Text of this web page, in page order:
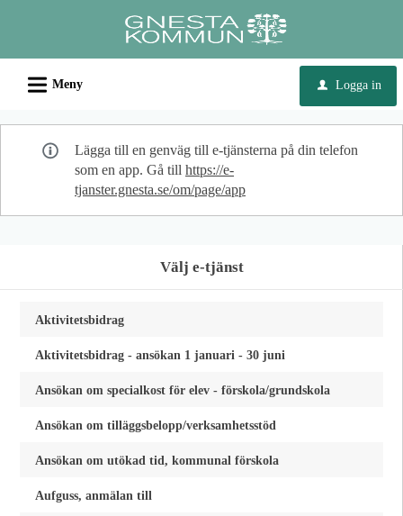
e-
tjänster
Gnesta
kommun
L Meny u Logga in
Lägga till en genväg till e-tjänsterna på din telefon
som en app. Gå till https://e-
tjanster.gnesta.se/om/page/app
Välj e-tjänst
Aktivitetsbidrag
Aktivitetsbidrag - ansökan 1 januari - 30 juni
Ansökan om specialkost för elev - förskola/grundskola
Ansökan om tilläggsbelopp/verksamhetsstöd
Ansökan om utökad tid, kommunal förskola
Aufguss, anmälan till